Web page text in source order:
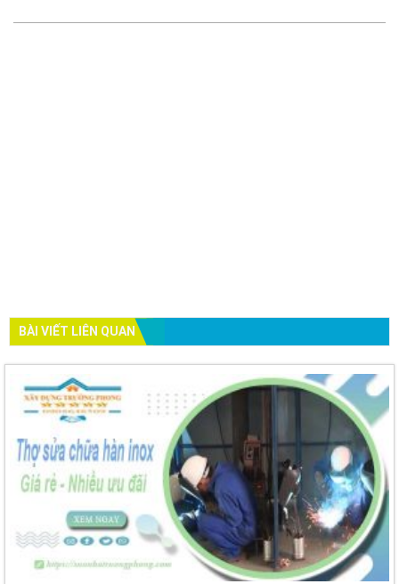
BÀI VIẾT LIÊN QUAN